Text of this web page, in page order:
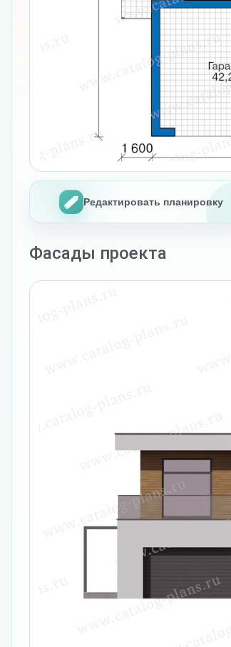
Редактировать планировку
Фасады проекта